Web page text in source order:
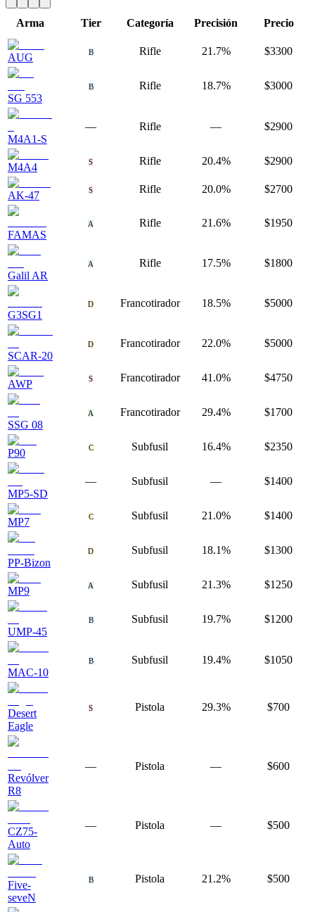
Arma Tier Categoría Precisión Precio
AUG B Rifle 21.7% $3300
SG 553
B Rifle 18.7% $3000
M4A1-S
— Rifle — $2900
M4A4 S Rifle 20.4% $2900
AK-47 S Rifle 20.0% $2700
FAMAS
A Rifle 21.6% $1950
Galil AR
A Rifle 17.5% $1800
G3SG1
D Francotirador 18.5% $5000
SCAR-20
D Francotirador 22.0% $5000
AWP S Francotirador 41.0% $4750
SSG 08
A Francotirador 29.4% $1700
P90 C Subfusil 16.4% $2350
MP5-SD
— Subfusil — $1400
MP7 C Subfusil 21.0% $1400
PP-Bizon
D Subfusil 18.1% $1300
MP9 A Subfusil 21.3% $1250
UMP-45
B Subfusil 19.7% $1200
MAC-10
B Subfusil 19.4% $1050
Desert
Eagle
S Pistola 29.3% $700
Revólver
R8
— Pistola — $600
CZ75-
Auto
— Pistola — $500
Five-
seveN
B Pistola 21.2% $500